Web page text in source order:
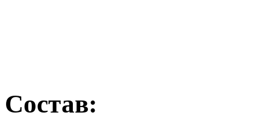
Состав: